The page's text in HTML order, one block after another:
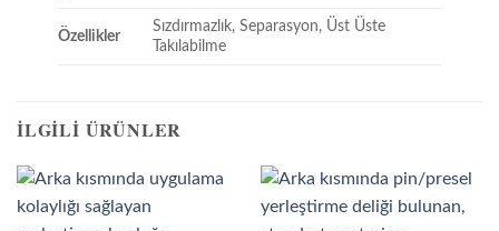
Özellikler
Sızdırmazlık, Separasyon, Üst Üste
Takılabilme
İLGILI ÜRÜNLER